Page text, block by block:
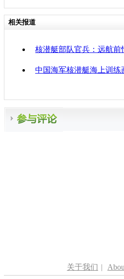
相关报道
核潜艇部队官兵：远航前
中国海军核潜艇海上训练
关于我们 |